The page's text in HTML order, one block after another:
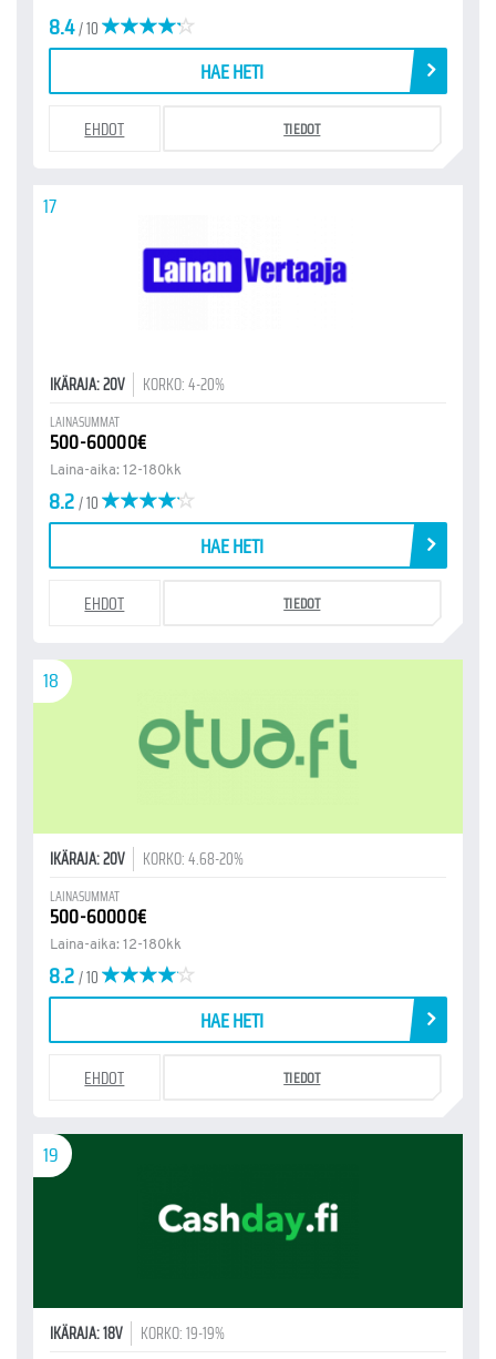
8.4/ 10
HAE HETI
EHDOT TIEDOT
17
IKÄRAJA: 20V KORKO: 4-20%
LAINASUMMAT
500-60000€
Laina-aika: 12-180kk
8.2/ 10
HAE HETI
EHDOT TIEDOT
18
IKÄRAJA: 20V KORKO: 4.68-20%
LAINASUMMAT
500-60000€
Laina-aika: 12-180kk
8.2/ 10
HAE HETI
EHDOT TIEDOT
19
IKÄRAJA: 18V KORKO: 19-19%